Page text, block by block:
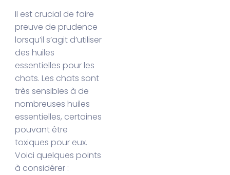
Il est crucial de faire
preuve de prudence
lorsqu’il s’agit d’utiliser
des huiles
essentielles pour les
chats. Les chats sont
très sensibles à de
nombreuses huiles
essentielles, certaines
pouvant être
toxiques pour eux.
Voici quelques points
à considérer :